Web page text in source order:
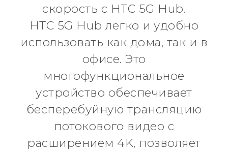
скорость с HTC 5G Hub.
HTC 5G Hub легко и удобно
использовать как дома, так и в
офисе. Это
многофункциональное
устройство обеспечивает
бесперебуйную трансляцию
потокового видео с
расширением 4K, позволяет